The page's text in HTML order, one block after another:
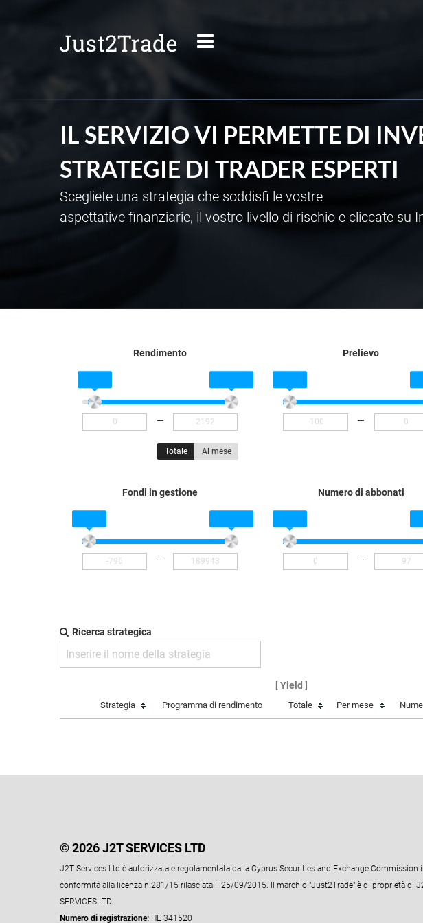
IL SERVIZIO VI PERMETTE DI
STRATEGIE DI TRADER ESPERTI
Scegliete una strategia che soddisfi le vostre
aspettative finanziarie, il vostro livello di rischio e cliccate su
Rendimento
—
Totale Al mese
Prelievo
—
Fondi in gestione
—
Numero di abbonati
—
Ricerca strategica
[ Yield ]
Strategia Programma di rendimento Totale Per mese
© 2026 J2T SERVICES LTD
J2T Services Ltd è autorizzata e regolamentata dalla Cyprus Securities and Exchange Commission
conformità alla licenza n.281/15 rilasciata il 25/09/2015. Il marchio "Just2Trade" è di proprietà di
SERVICES LTD.
Numero di registrazione: HE 341520